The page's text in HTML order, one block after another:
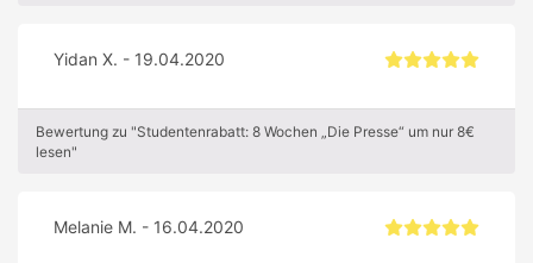
Yidan X. - 19.04.2020
Bewertung zu "Studentenrabatt: 8 Wochen „Die Presse“ um nur 8€
lesen"
Melanie M. - 16.04.2020